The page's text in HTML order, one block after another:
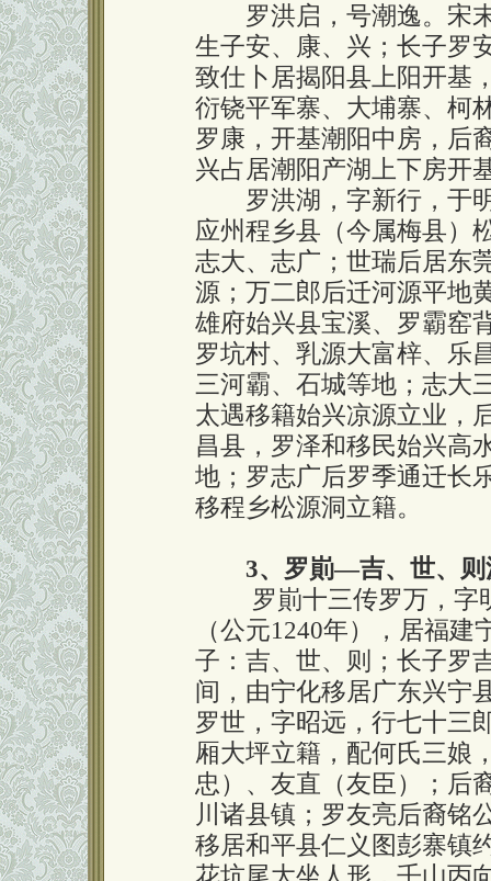
罗洪启，号潮逸。宋末
生子安、康、兴；长子罗
致仕卜居揭阳县上阳开基
衍铙平军寨、大埔寨、柯
罗康，开基潮阳中房，后
兴占居潮阳产湖上下房开
罗洪湖，字新行，于明
应州程乡县（今属梅县）
志大、志广；世瑞后居东
源；万二郎后迁河源平地
雄府始兴县宝溪、罗霸窑
罗坑村、乳源大富梓、乐
三河霸、石城等地；志大
太遇移籍始兴凉源立业，
昌县，罗泽和移民始兴高
地；罗志广后罗季通迁长
移程乡松源洞立籍。
3、罗崱—吉、世、则
罗崱十三传罗万，字明
（公元1240年），居福
子：吉、世、则；长子罗
间，由宁化移居广东兴宁
罗世，字昭远，行七十三
厢大坪立籍，配何氏三娘
忠）、友直（友臣）；后
川诸县镇；罗友亮后裔铭
移居和平县仁义图彭寨镇